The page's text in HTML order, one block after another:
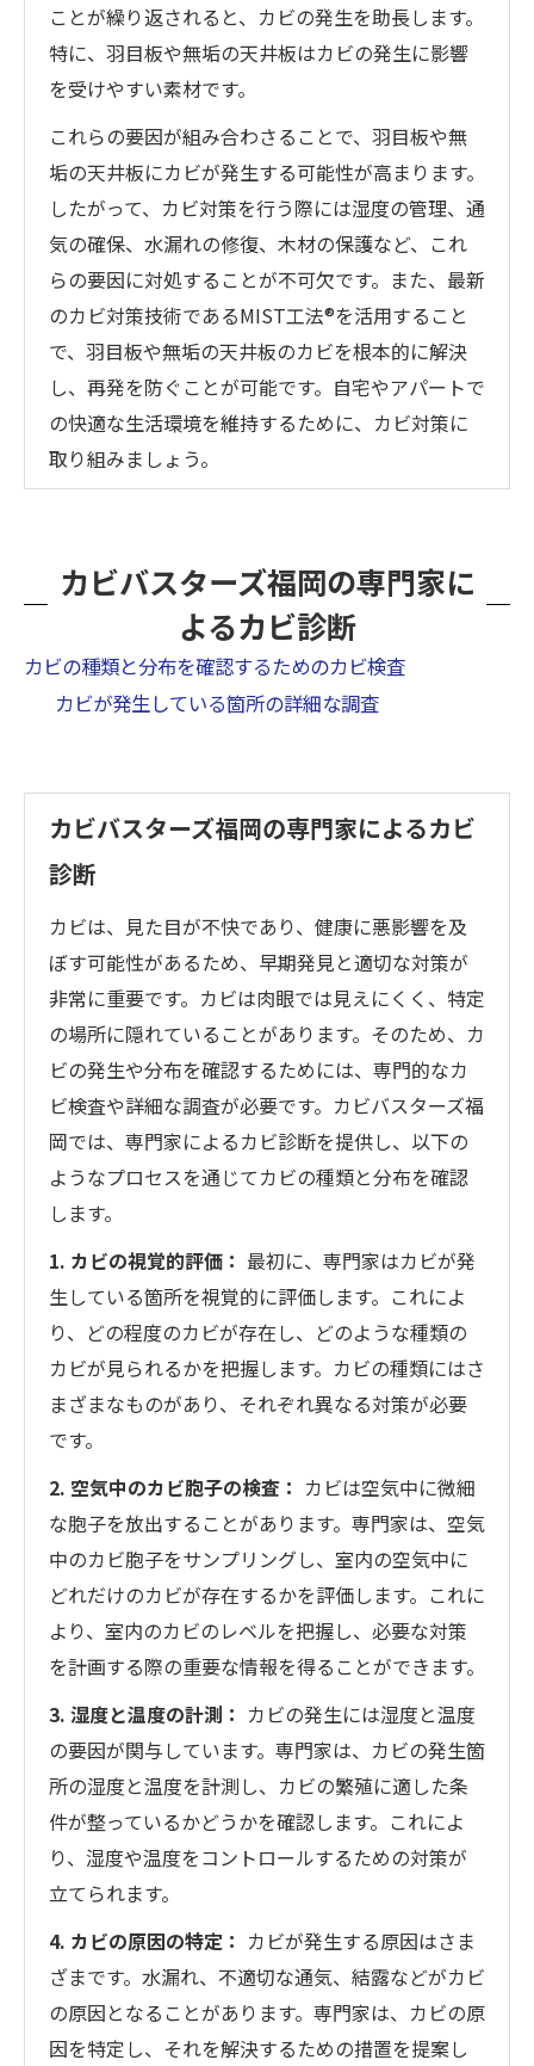
ことが繰り返されると、カビの発生を助長します。
特に、羽目板や無垢の天井板はカビの発生に影響
を受けやすい素材です。
これらの要因が組み合わさることで、羽目板や無
垢の天井板にカビが発生する可能性が高まります。
したがって、カビ対策を行う際には湿度の管理、通
気の確保、水漏れの修復、木材の保護など、これ
らの要因に対処することが不可欠です。また、最新
のカビ対策技術であるMIST工法®を活用すること
で、羽目板や無垢の天井板のカビを根本的に解決
し、再発を防ぐことが可能です。自宅やアパートで
の快適な生活環境を維持するために、カビ対策に
取り組みましょう。
カビバスターズ福岡の専門家に
よるカビ診断
カビの種類と分布を確認するためのカビ検査
カビが発生している箇所の詳細な調査
カビバスターズ福岡の専門家によるカビ
診断
カビは、見た目が不快であり、健康に悪影響を及
ぼす可能性があるため、早期発見と適切な対策が
非常に重要です。カビは肉眼では見えにくく、特定
の場所に隠れていることがあります。そのため、カ
ビの発生や分布を確認するためには、専門的なカ
ビ検査や詳細な調査が必要です。カビバスターズ福
岡では、専門家によるカビ診断を提供し、以下の
ようなプロセスを通じてカビの種類と分布を確認
します。
1. カビの視覚的評価： 最初に、専門家はカビが発
生している箇所を視覚的に評価します。これによ
り、どの程度のカビが存在し、どのような種類の
カビが見られるかを把握します。カビの種類にはさ
まざまなものがあり、それぞれ異なる対策が必要
です。
2. 空気中のカビ胞子の検査： カビは空気中に微細
な胞子を放出することがあります。専門家は、空気
中のカビ胞子をサンプリングし、室内の空気中に
どれだけのカビが存在するかを評価します。これに
より、室内のカビのレベルを把握し、必要な対策
を計画する際の重要な情報を得ることができます。
3. 湿度と温度の計測： カビの発生には湿度と温度
の要因が関与しています。専門家は、カビの発生箇
所の湿度と温度を計測し、カビの繁殖に適した条
件が整っているかどうかを確認します。これによ
り、湿度や温度をコントロールするための対策が
立てられます。
4. カビの原因の特定： カビが発生する原因はさま
ざまです。水漏れ、不適切な通気、結露などがカビ
の原因となることがあります。専門家は、カビの原
因を特定し、それを解決するための措置を提案し